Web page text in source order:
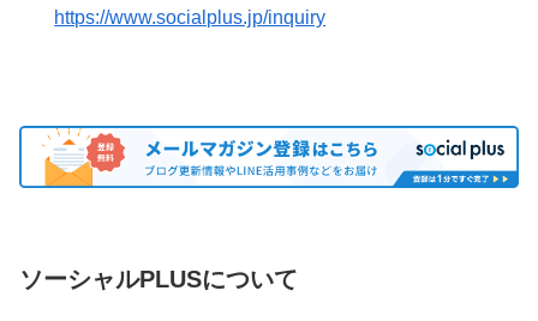
https://www.socialplus.jp/inquiry
ソーシャルPLUSについて